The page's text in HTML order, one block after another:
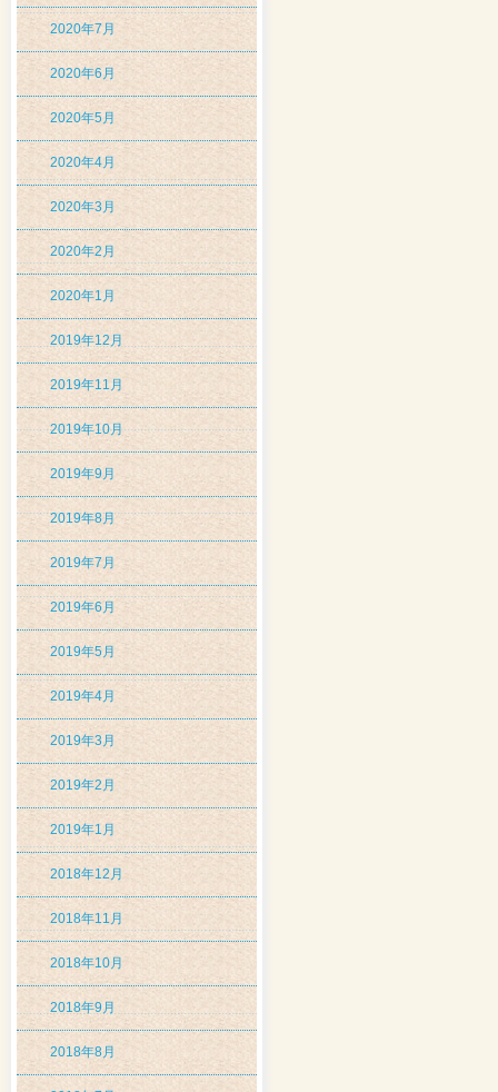
2020年7月
2020年6月
2020年5月
2020年4月
2020年3月
2020年2月
2020年1月
2019年12月
2019年11月
2019年10月
2019年9月
2019年8月
2019年7月
2019年6月
2019年5月
2019年4月
2019年3月
2019年2月
2019年1月
2018年12月
2018年11月
2018年10月
2018年9月
2018年8月